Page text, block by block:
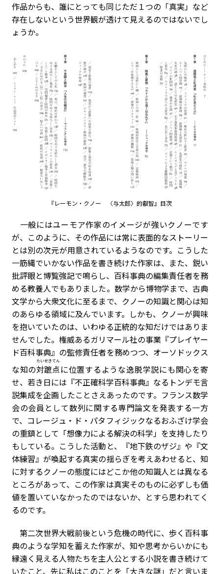
作品からも、誰にとっても同じただ１つの「真実」など
存在しないという世界観が透けて見えるのではないでし
ょうか。
『レーモン・クノー 〈与太郎〉的叡智』目次
一般にはユーモア作家のイメージが強いクノーです
が、このように、その作品には常に表面的なストーリー
とは別の次元が用意されているようなのです。こうした
一筋縄でいかない作品を書き続けた作家は、また、鋭い
批評眼と博覧強記で鳴らし、百科事典の編集責任者を務
める教養人でもありました。数学から博物学まで、古典
文学から大衆文化に至るまで、クノーの知識と関心は知
のあらゆる領域に及んでいます。しかも、クノーが興味
を抱いていたのは、いわゆる正統的な知だけではありま
せんでした。権威あるガリマール社の事業『プレイヤー
ド百科事典』の監修責任者を務めつつ、オーソドックス
な知の対蹠点
たいせきてん
に位置するような逸脱学説にも関心を寄
せ、若き日には『不正確科学百科事典』なるトンデモ言
説集成を企画したことさえあったのです。フランス数学
会の会員として数列に関する専門論文を発表する一方
で、コレージュ・ド・パタフィジックなるおふざけ学会
の重鎮として「想像力による解決の科学」を支持したり
もしている。こうした活動と、『地下鉄のザジ』や『文
体練習』が喚起する真実の揺らぎを考えあわせると、知
に対するクノーの態度にはどこか他の知識人とは異なる
ところがあって、この作家は真実そのものに必ずしも価
値を置いていなかったのではないか、とすら思われてく
るのです。
第二次世界大戦前後という危機の時代に、歩く百科事
典のような学知を蓄えた作家が、知や思考からいかにも
縁遠く見える人物たちを主人公とする小説を書き続けて
いたこと、先に私はこのことを「大きな謎」だと言いま